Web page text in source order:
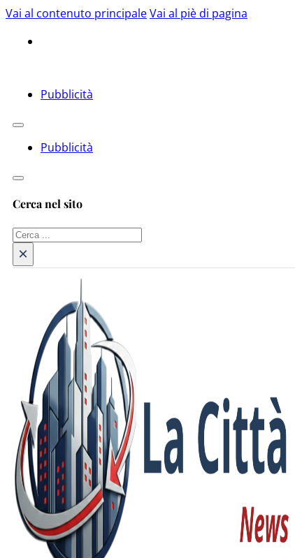
Vai al contenuto principaleVai al piè di pagina
Pubblicità
Pubblicità
Cerca nel sito
Cerca
×